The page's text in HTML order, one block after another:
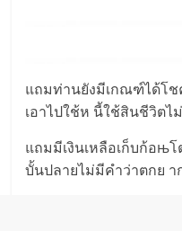
แถมท่านยังมีเกณฑ์ได้โช
เอาไปใช้ห นี้ใช้สินชีวิตไ
แถมมีเงินเหลือเก็บก้อњ
บั้นปลายไม่มีคำว่าตกย